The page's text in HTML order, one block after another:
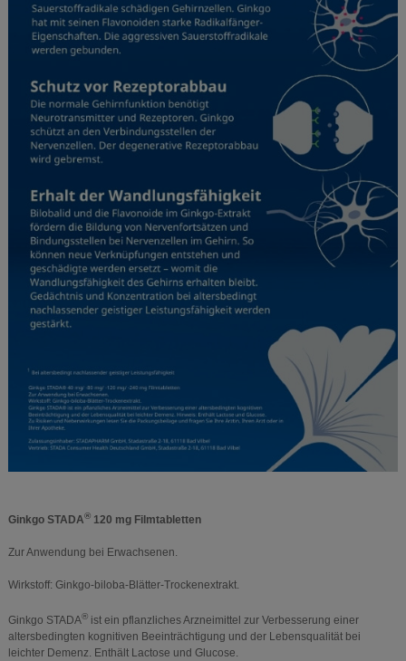
Ginkgo STADA®120 mg Filmtabletten
Zur Anwendung bei Erwachsenen.
Wirkstoff: Ginkgo-biloba-Blätter-Trockenextrakt.
Ginkgo STADA®ist ein pflanzliches Arzneimittel zur Verbesserung einer
altersbedingten kognitiven Beeinträchtigung und der Lebensqualität bei
leichter Demenz. Enthält Lactose und Glucose.